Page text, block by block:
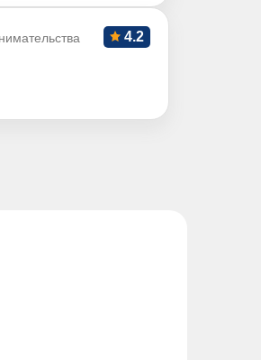
4.2